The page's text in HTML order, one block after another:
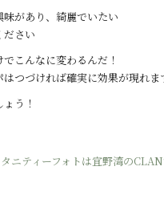
があり、綺麗でいたい
ださい
こんなに変わるんだ！
はつづければ確実に効果が現れま
う！
ニティーフォトは宜野湾の